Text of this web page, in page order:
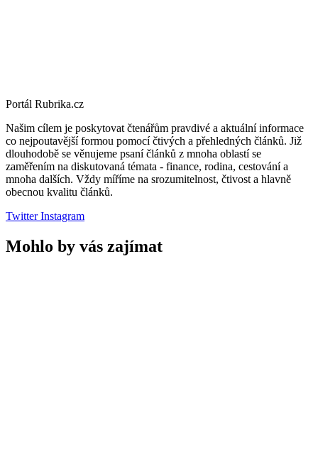
Portál Rubrika.cz
Našim cílem je poskytovat čtenářům pravdivé a aktuální informace
co nejpoutavější formou pomocí čtivých a přehledných článků. Již
dlouhodobě se věnujeme psaní článků z mnoha oblastí se
zaměřením na diskutovaná témata - finance, rodina, cestování a
mnoha dalších. Vždy míříme na srozumitelnost, čtivost a hlavně
obecnou kvalitu článků.
TwitterInstagram
Mohlo by vás zajímat